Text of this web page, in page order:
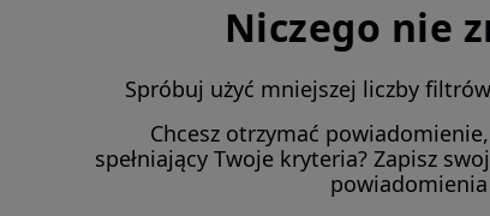
Niczego nie
Spróbuj użyć mniejszej liczby
Chcesz otrzymać
spełniający Twoje kryteria? Zapisz